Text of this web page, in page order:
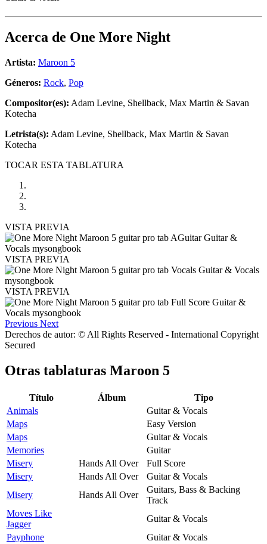
Acerca de One More Night
Artista: Maroon 5
Géneros: Rock, Pop
Compositor(es): Adam Levine, Shellback, Max Martin & Savan
Kotecha
Letrista(s): Adam Levine, Shellback, Max Martin & Savan
Kotecha
TOCAR ESTA TABLATURA
VISTA PREVIA
VISTA PREVIA
VISTA PREVIA
Previous Next
Derechos de autor: © All Rights Reserved - International Copyright
Secured
Otras tablaturas Maroon 5
Título Álbum
Tipo
Animals
Guitar & Vocals
Maps
Easy Version
Maps
Guitar & Vocals
Memories
Guitar
Misery
Hands All Over
Full Score
Misery
Hands All Over
Guitar & Vocals
Misery
Hands All Over
Guitars, Bass & Backing
Track
Moves Like
Jagger
Guitar & Vocals
Payphone
Guitar & Vocals